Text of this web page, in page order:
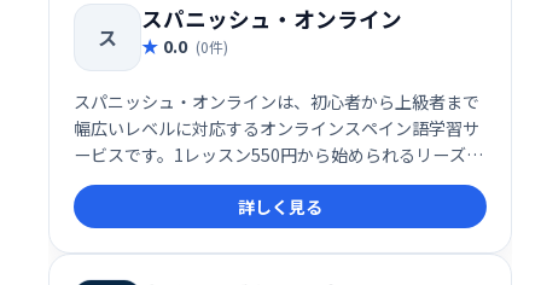
ス
スパニッシュ・オンライン
0.0 (0件)
スパニッシュ・オンラインは、初心者から上級者まで
幅広いレベルに対応するオンラインスペイン語学習サ
ービスです。1レッスン550円から始められるリーズナ
ブルな価格設定と、スカイプを利用した手軽さが特徴
で、独自のアクティビティやコミュニティを通じて学
習のモチベーションを高めます。
詳しく見る